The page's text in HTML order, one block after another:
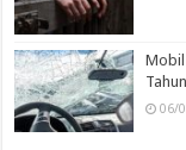
Mobil
06/